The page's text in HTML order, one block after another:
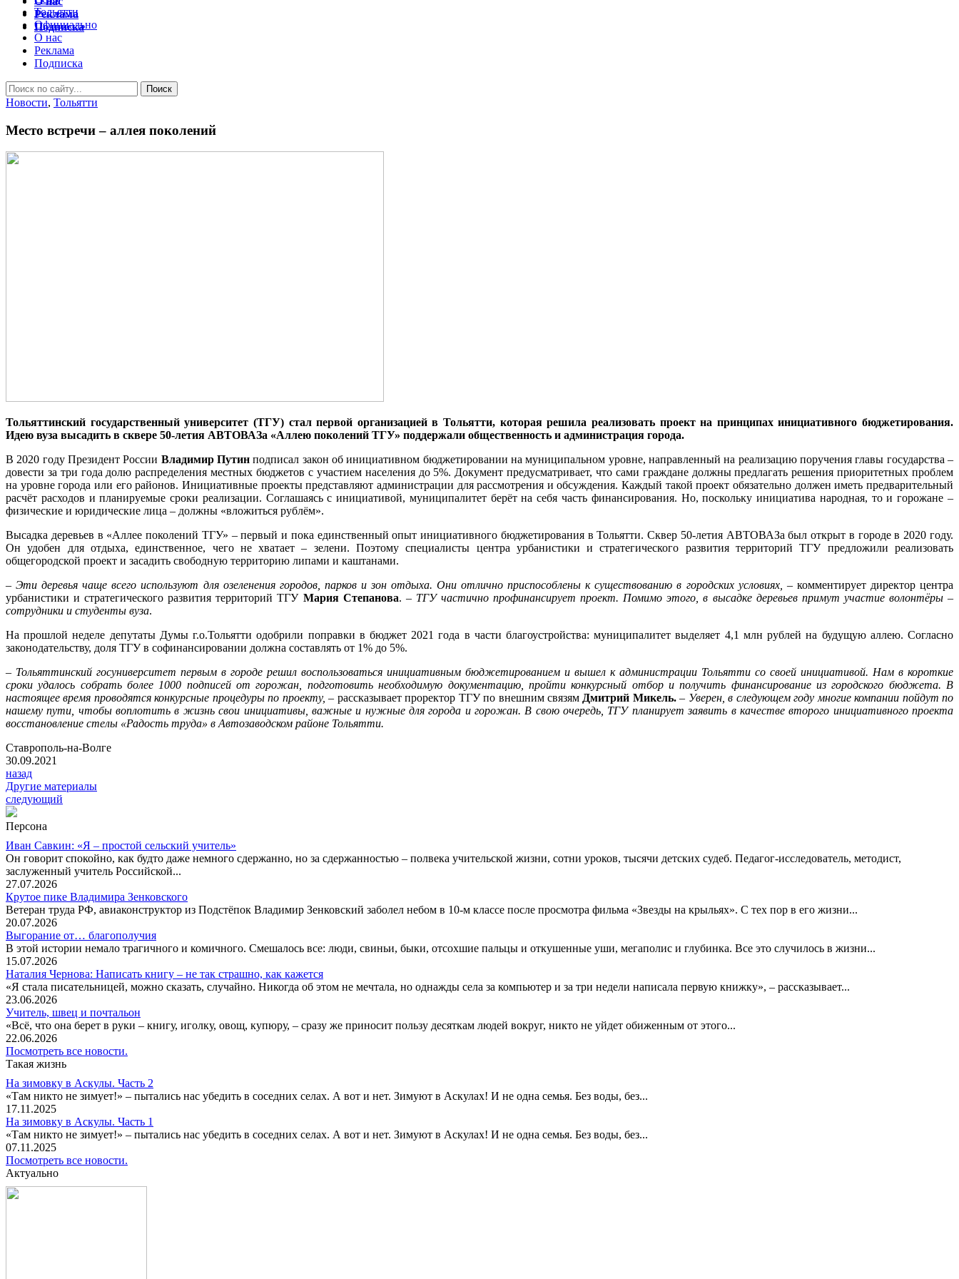
Тольятти
Официально
О нас
Реклама
Подписка
Новости, Тольятти
Место встречи – аллея поколений
Тольяттинский государственный университет (ТГУ) стал первой организацией в Тольятти, которая решила реализовать проект на принципах инициативного бюджетирования.
Идею вуза высадить в сквере 50-летия АВТОВАЗа «Аллею поколений ТГУ» поддержали общественность и администрация города.
В 2020 году Президент России Владимир Путин подписал закон об инициативном бюджетировании на муниципальном уровне, направленный на реализацию поручения главы государства –
довести за три года долю распределения местных бюджетов с участием населения до 5%. Документ предусматривает, что сами граждане должны предлагать решения приоритетных проблем
на уровне города или его районов. Инициативные проекты представляют администрации для рассмотрения и обсуждения. Каждый такой проект обязательно должен иметь предварительный
расчёт расходов и планируемые сроки реализации. Соглашаясь с инициативой, муниципалитет берёт на себя часть финансирования. Но, поскольку инициатива народная, то и горожане –
физические и юридические лица – должны «вложиться рублём».
Высадка деревьев в «Аллее поколений ТГУ» – первый и пока единственный опыт инициативного бюджетирования в Тольятти. Сквер 50-летия АВТОВАЗа был открыт в городе в 2020 году.
Он удобен для отдыха, единственное, чего не хватает – зелени. Поэтому специалисты центра урбанистики и стратегического развития территорий ТГУ предложили реализовать
общегородской проект и засадить свободную территорию липами и каштанами.
– Эти деревья чаще всего используют для озеленения городов, парков и зон отдыха. Они отлично приспособлены к существованию в городских условиях, – комментирует директор центра
урбанистики и стратегического развития территорий ТГУ Мария Степанова. – ТГУ частично профинансирует проект. Помимо этого, в высадке деревьев примут участие волонтёры –
сотрудники и студенты вуза.
На прошлой неделе депутаты Думы г.о.Тольятти одобрили поправки в бюджет 2021 года в части благоустройства: муниципалитет выделяет 4,1 млн рублей на будущую аллею. Согласно
законодательству, доля ТГУ в софинансировании должна составлять от 1% до 5%.
– Тольяттинский госуниверситет первым в городе решил воспользоваться инициативным бюджетированием и вышел к администрации Тольятти со своей инициативой. Нам в короткие
сроки удалось собрать более 1000 подписей от горожан, подготовить необходимую документацию, пройти конкурсный отбор и получить финансирование из городского бюджета. В
настоящее время проводятся конкурсные процедуры по проекту,– рассказывает проректор ТГУ по внешним связямДмитрий Микель.– Уверен, в следующем году многие компании пойдут по
нашему пути, чтобы воплотить в жизнь свои инициативы, важные и нужные для города и горожан. В свою очередь, ТГУ планирует заявить в качестве второго инициативного проекта
восстановление стелы «Радость труда» в Автозаводском районе Тольятти.
Ставрополь-на-Волге
30.09.2021
назад
Другие материалы
следующий
Персона
Иван Савкин: «Я – простой сельский учитель»
Он говорит спокойно, как будто даже немного сдержанно, но за сдержанностью – полвека учительской жизни, сотни уроков, тысячи детских судеб. Педагог-исследователь, методист,
заслуженный учитель Российской...
27.07.2026
Крутое пике Владимира Зенковского
Ветеран труда РФ, авиаконструктор из Подстёпок Владимир Зенковский заболел небом в 10-м классе после просмотра фильма «Звезды на крыльях». С тех пор в его жизни...
20.07.2026
Выгорание от… благополучия
В этой истории немало трагичного и комичного. Смешалось все: люди, свиньи, быки, отсохшие пальцы и откушенные уши, мегаполис и глубинка. Все это случилось в жизни...
15.07.2026
Наталия Чернова: Написать книгу – не так страшно, как кажется
«Я стала писательницей, можно сказать, случайно. Никогда об этом не мечтала, но однажды села за компьютер и за три недели написала первую книжку», – рассказывает...
23.06.2026
Учитель, швец и почтальон
«Всё, что она берет в руки – книгу, иголку, овощ, купюру, – сразу же приносит пользу десяткам людей вокруг, никто не уйдет обиженным от этого...
22.06.2026
Посмотреть все новости.
Такая жизнь
На зимовку в Аскулы. Часть 2
«Там никто не зимует!» – пытались нас убедить в соседних селах. А вот и нет. Зимуют в Аскулах! И не одна семья. Без воды, без...
17.11.2025
На зимовку в Аскулы. Часть 1
«Там никто не зимует!» – пытались нас убедить в соседних селах. А вот и нет. Зимуют в Аскулах! И не одна семья. Без воды, без...
07.11.2025
Посмотреть все новости.
Актуально
Реклама
Подписка